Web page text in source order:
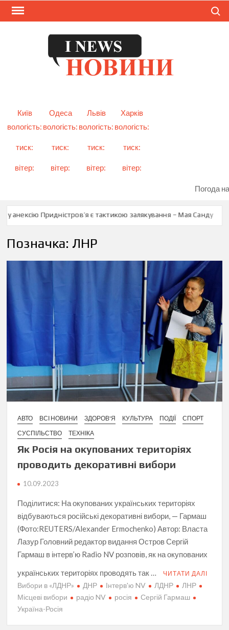
Skip
Київ
Одеса Львів
Харків
вологість:
тиск:
вітер:
вологість:
тиск:
вітер:
вологість:
тиск:
вітер:
вологість:
тиск:
вітер:
Погода
Придністров’я є тактикою залякування – Мая Санду
Позначка: ЛНР
АВТО ВСІ НОВИНИ ЗДОРОВ'Я КУЛЬТУРА ПОДІЇ
СПОРТ
СУСПІЛЬСТВО
ТЕХНІКА
Як Росія на окупованих територіях
проводить декоративні вибори
10.09.2023
Поділитися: На окупованих українських територіях
відбуваються російські декоративні вибори, — Гармаш
(Фото:REUTERS/Alexander Ermochenko) Автор: Власта
Лазур Головний редактор видання Остров Сергій
Гармаш в інтерв’ю Radio NV розповів, як на окупованих
українських територіях проводять так …
ЧИТАТИ ДАЛІ
Вибори в «ЛДНР» ДНР Інтерв'ю NV ЛДНР
ЛНР
Місцеві вибори
радіо NV росія
Сергій Гармаш
Україна-Росія